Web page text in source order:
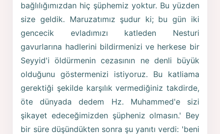
bağlılığımızdan hiç şüphemiz yoktur. Bu yüzden
size geldik. Maruzatımız şudur ki; bu gün iki
gencecik evladımızı katleden Nesturi
gavurlarına hadlerini bildirmenizi ve herkese bir
Seyyid'i öldürmenin cezasının ne denli büyük
olduğunu göstermenizi istiyoruz. Bu katliama
gerektiği şekilde karşılık vermediğiniz takdirde,
öte dünyada dedem Hz. Muhammed'e sizi
şikayet edeceğimizden şüpheniz olmasın.' Bey
bir süre düşündükten sonra şu yanıtı verdi: 'beni